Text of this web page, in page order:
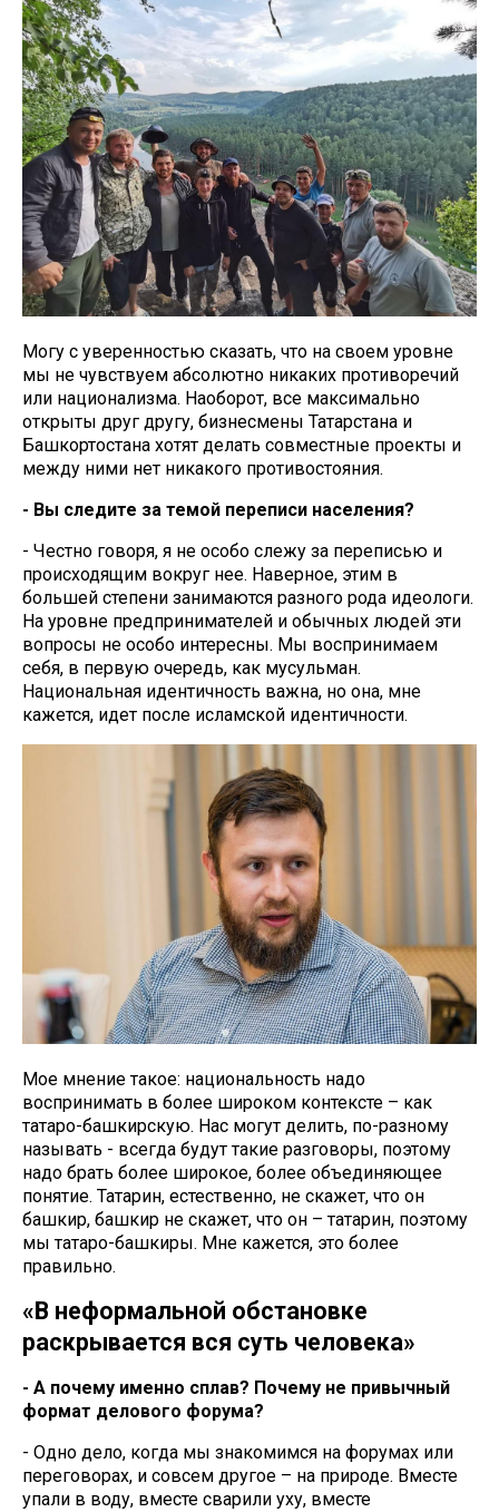
Могу с уверенностью сказать, что на своем уровне
мы не чувствуем абсолютно никаких противоречий
или национализма. Наоборот, все максимально
открыты друг другу, бизнесмены Татарстана и
Башкортостана хотят делать совместные проекты и
между ними нет никакого противостояния.
- Вы следите за темой переписи населения?
- Честно говоря, я не особо слежу за переписью и
происходящим вокруг нее. Наверное, этим в
большей степени занимаются разного рода идеологи.
На уровне предпринимателей и обычных людей эти
вопросы не особо интересны. Мы воспринимаем
себя, в первую очередь, как мусульман.
Национальная идентичность важна, но она, мне
кажется, идет после исламской идентичности.
Мое мнение такое: национальность надо
воспринимать в более широком контексте – как
татаро-башкирскую. Нас могут делить, по-разному
называть - всегда будут такие разговоры, поэтому
надо брать более широкое, более объединяющее
понятие. Татарин, естественно, не скажет, что он
башкир, башкир не скажет, что он – татарин, поэтому
мы татаро-башкиры. Мне кажется, это более
правильно.
«В неформальной обстановке
раскрывается вся суть человека»
- А почему именно сплав? Почему не привычный
формат делового форума?
- Одно дело, когда мы знакомимся на форумах или
переговорах, и совсем другое – на природе. Вместе
упали в воду, вместе сварили уху, вместе